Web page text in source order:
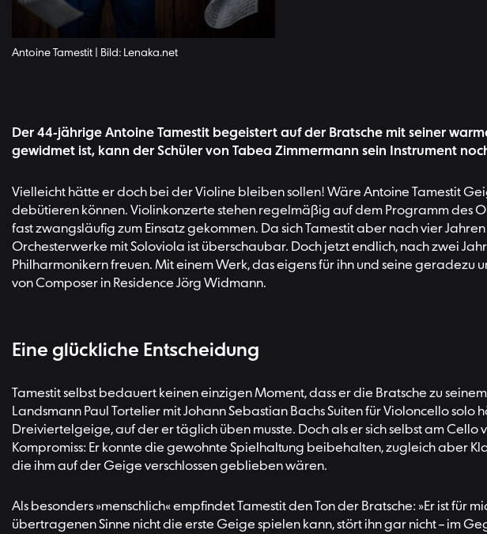
Antoine Tamestit | Bild: Lenaka.net
Der 44-jährige Antoine Tamestit begeistert auf der Bratsche mit seiner
gewidmet ist, kann der Schüler von Tabea Zimmermann sein Instrument
Vielleicht hätte er doch bei der Violine bleiben sollen! Wäre Antoine Tamestit
debütieren können. Violinkonzerte stehen regelmäßig auf dem Programm des
fast zwangsläufig zum Einsatz gekommen. Da sich Tamestit aber nach vier
Orchesterwerke mit Soloviola ist überschaubar. Doch jetzt endlich, nach zwei
Philharmonikern freuen. Mit einem Werk, das eigens für ihn und seine
von Composer in Residence Jörg Widmann.
Eine glückliche Entscheidung
Tamestit selbst bedauert keinen einzigen Moment, dass er die Bratsche zu
Landsmann Paul Tortelier mit Johann Sebastian Bachs Suiten für Violoncello
Dreiviertelgeige, auf der er täglich üben musste. Doch als er sich selbst am
Kompromiss: Er konnte die gewohnte Spielhaltung beibehalten, zugleich aber
die ihm auf der Geige verschlossen geblieben wären.
Als besonders »menschlich« empfindet Tamestit den Ton der Bratsche: »Er ist für
übertragenen Sinne nicht die erste Geige spielen kann, stört ihn gar nicht – im